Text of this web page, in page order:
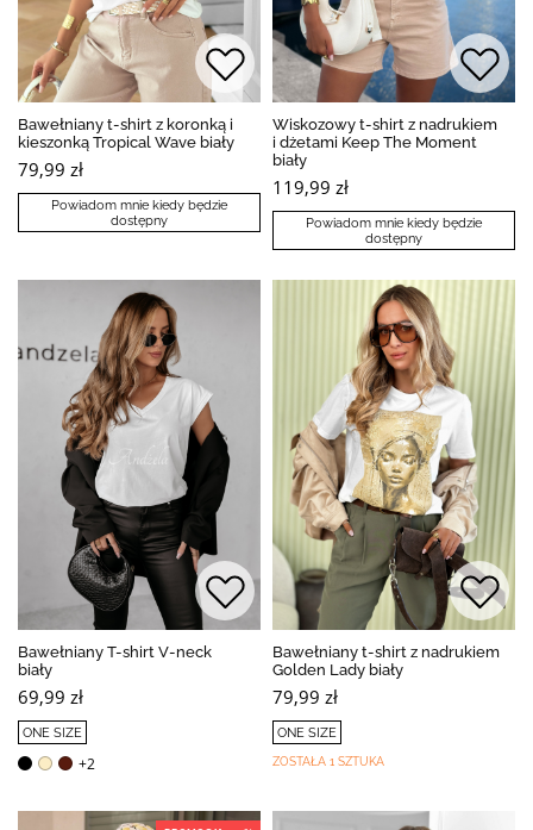
Bawełniany t-shirt z koronką i
kieszonką Tropical Wave biały
79,99 zł
Powiadom mnie kiedy będzie
dostępny
Wiskozowy t-shirt z nadrukiem
i dżetami Keep The Moment
biały
119,99 zł
Powiadom mnie kiedy będzie
dostępny
Bawełniany T-shirt V-neck
biały
69,99 zł
ONE SIZE
+2
Bawełniany t-shirt z nadrukiem
Golden Lady biały
79,99 zł
ONE SIZE
ZOSTAŁA 1 SZTUKA